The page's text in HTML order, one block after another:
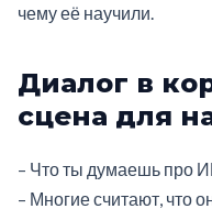
чему её научили.
Диалог в
сцена для
– Что ты думаешь про
– Многие считают, что